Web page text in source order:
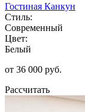
Гостиная Канкун
Стиль:
Современный
Цвет:
Белый
от 36 000 руб.
Рассчитать